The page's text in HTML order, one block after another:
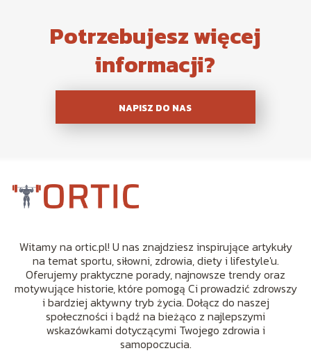
Potrzebujesz więcej
informacji?
NAPISZ DO NAS
Witamy na ortic.pl! U nas znajdziesz inspirujące artykuły
na temat sportu, siłowni, zdrowia, diety i lifestyle'u.
Oferujemy praktyczne porady, najnowsze trendy oraz
motywujące historie, które pomogą Ci prowadzić zdrowszy
i bardziej aktywny tryb życia. Dołącz do naszej
społeczności i bądź na bieżąco z najlepszymi
wskazówkami dotyczącymi Twojego zdrowia i
samopoczucia.